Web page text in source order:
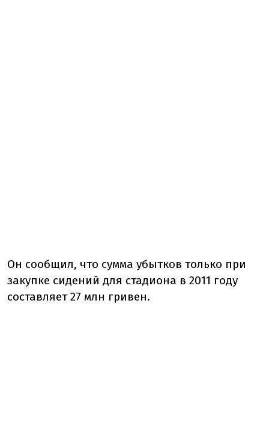
Он сообщил, что сумма убытков только при
закупке сидений для стадиона в 2011 году
составляет 27 млн гривен.